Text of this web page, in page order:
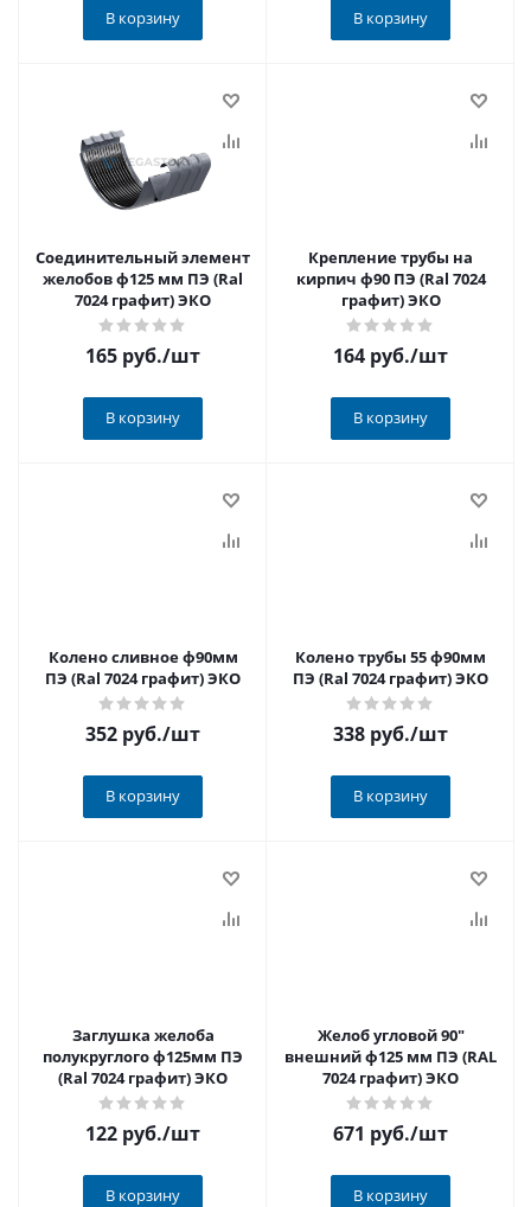
В корзину В корзину
Соединительный элемент
желобов ф125 мм ПЭ (Ral
7024 графит) ЭКО
165 руб./шт
В корзину
Крепление трубы на
кирпич ф90 ПЭ (Ral 7024
графит) ЭКО
164 руб./шт
В корзину
Колено сливное ф90мм
ПЭ (Ral 7024 графит) ЭКО
352 руб./шт
В корзину
Колено трубы 55 ф90мм
ПЭ (Ral 7024 графит) ЭКО
338 руб./шт
В корзину
Заглушка желоба
полукруглого ф125мм ПЭ
(Ral 7024 графит) ЭКО
122 руб./шт
В корзину
Желоб угловой 90"
внешний ф125 мм ПЭ (RAL
7024 графит) ЭКО
671 руб./шт
В корзину